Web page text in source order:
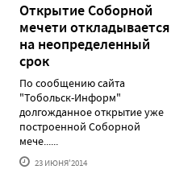
Открытие Соборной
мечети откладывается
на неопределенный
срок
По сообщению сайта
"Тобольск-Информ"
долгожданное открытие уже
построенной Соборной
мече......
23 ИЮНЯ'2014